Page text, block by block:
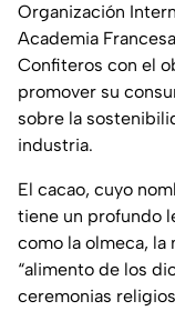
Organización
Academia
Confiteros con el
promover su
sobre la
industria.
El cacao, cuyo
tiene un profundo
como la olmeca, la
“alimento de los
ceremonias